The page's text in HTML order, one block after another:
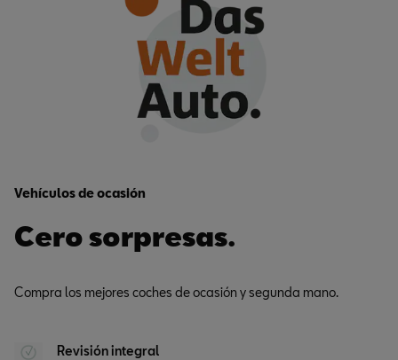
Vehículos de ocasión
Cero sorpresas.
Compra los mejores coches de ocasión y segunda mano.
Revisión integral